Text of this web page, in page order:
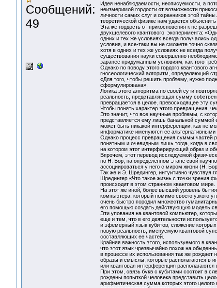
Сообщений:
49
Идея ненаблюдаемости, неописуемости, а
неизмеримой гордости от возможности
личности самих слуг и охранников этой
теоретической физике нам удается
Эта же гордость от прикосновения к не
двухщелевого квантового эксперимента:
одних и тех же условиях всегда получались
условия, и все-таки вы не сможете точно
хотя в одних и тех же условиях не всегда
существования науки совершенно
заранее придуманным условиям, как того
Однако по поводу этого гордого квантового
гносеологический алгоритм, определяющий
«Для того, чтобы решить проблему, нужно
сформулирована».
Логика этого алгоритма по своей сути
реальность, представляющая сумму
превращается в целое, превосходящее эту
Чтобы понять характер этого превращения,
Это значит, что все научные проблемы, с
представляется ему лишь банальной суммой
может быть никакой интерференции, как не
информатике именуются ее альтернативными
Однако процесс превращения суммы частей
понятным и очевидным лишь тогда, когда в
на котором этот интерферирующий образ и
Впрочем, этот перевод исследуемой
но Н. Бор, на определенном этапе свой
ассоциироваться у него с миром жизни (Н.
Так же и Э. Шредингер, интуитивно чувствуя
Шредингер «Что такое жизнь с точки зрения
происходит в этом странном квантовом мире.
На этот же иной, более высший уровень
компьютера, который помимо своего узкого
очень быстро породил множество
его помощью создать действующую модель
Эти упования на квантовой компьютер,
еще и тем, что в его деятельности
и эфемерный язык кубитов, сложение
новую реальность, именуемую квантовой
составляющих ее частей.
Крайняя важность этого, используемого в
что этот язык чрезвычайно похож на
в процессе их использования так же
образы и смыслы, которые располагаются в
или квантовая интерференция
При этом, связь букв с кубитами состоит в
рождены попыткой человека представить
арифметическая сумма которых этого